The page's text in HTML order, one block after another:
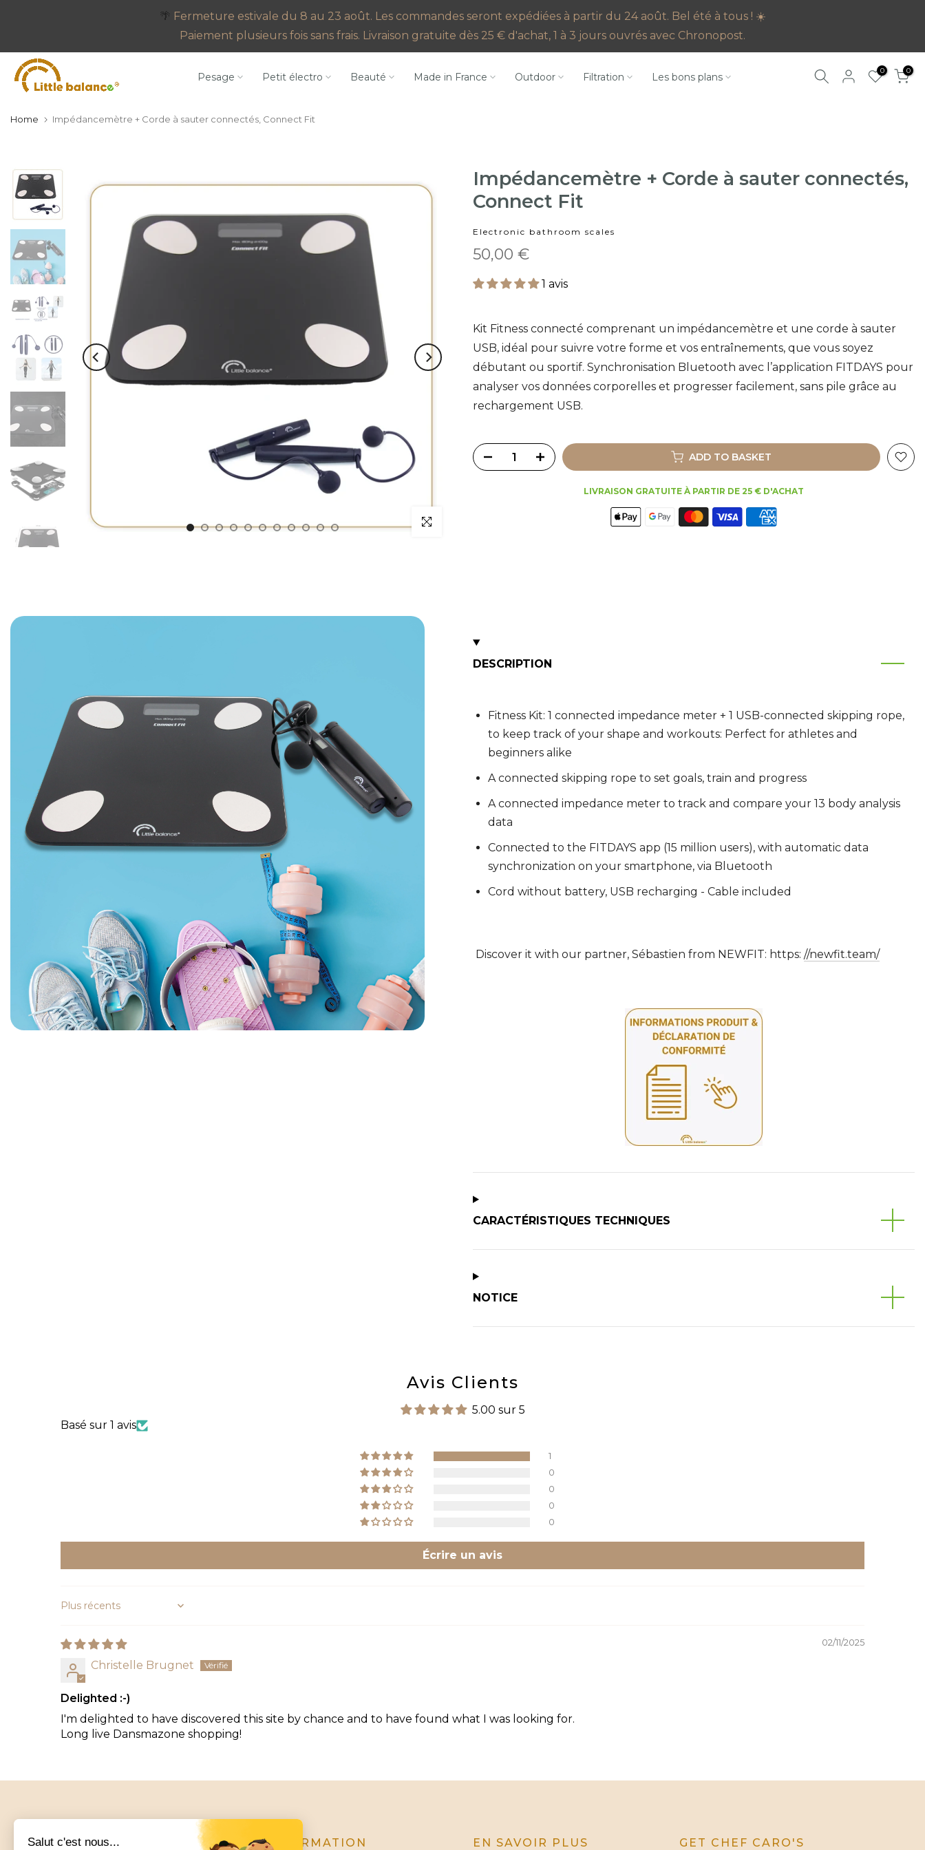
content
🌴 Fermeture estivale du 8 au 23 août. Les commandes seront expédiées à partir du 24 août. Bel été à tous ! ☀️
Paiement plusieurs fois sans frais. Livraison gratuite dès 25 € d'achat, 1 à 3 jours ouvrés avec Chronopost.
Pesage Petit électro Beauté Made in France Outdoor Filtration Les bons plans 0 0
Home Impédancemètre + Corde à sauter connectés, Connect Fit
Lecture
Impédancemètre + Corde à sauter connectés,
Connect Fit
Electronic bathroom scales
50,00 €
1 avis
Kit Fitness connecté comprenant un impédancemètre et une corde à sauter
USB, idéal pour suivre votre forme et vos entraînements, que vous soyez
débutant ou sportif. Synchronisation Bluetooth avec l’application FITDAYS pour
analyser vos données corporelles et progresser facilement, sans pile grâce au
rechargement USB.
ADD TO BASKET
LIVRAISON GRATUITE À PARTIR DE 25 € D'ACHAT
DESCRIPTION
Fitness Kit: 1 connected impedance meter + 1 USB-connected skipping rope,
to keep track of your shape and workouts: Perfect for athletes and
beginners alike
A connected skipping rope to set goals, train and progress
A connected impedance meter to track and compare your 13 body analysis
data
Connected to the FITDAYS app (15 million users), with automatic data
synchronization on your smartphone, via Bluetooth
Cord without battery, USB recharging - Cable included
Discover it with our partner, Sébastien from NEWFIT: https: //newfit.team/
CARACTÉRISTIQUES TECHNIQUES
NOTICE
Avis Clients
5.00 sur 5
Basé sur 1 avis
1
0
0
0
0
Écrire un avis
Sort by
02/11/2025
Christelle Brugnet
Delighted :-)
I'm delighted to have discovered this site by chance and to have found what I was looking for.
Long live Dansmazone shopping!
INFORMATION EN SAVOIR PLUS GET CHEF CARO'S